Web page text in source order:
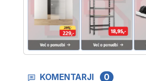
KOMENTARJI 0